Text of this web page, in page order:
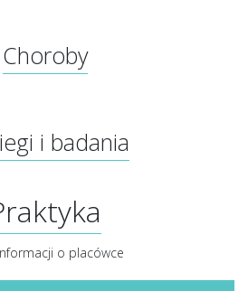
Choroby
i badania
o placówce